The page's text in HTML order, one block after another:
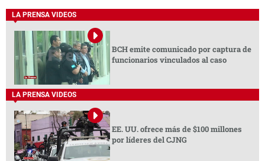
LA PRENSA VIDEOS
BCH emite comunicado por captura de
funcionarios vinculados al caso
LA PRENSA VIDEOS
EE. UU. ofrece más de $100 millones
por líderes del CJNG